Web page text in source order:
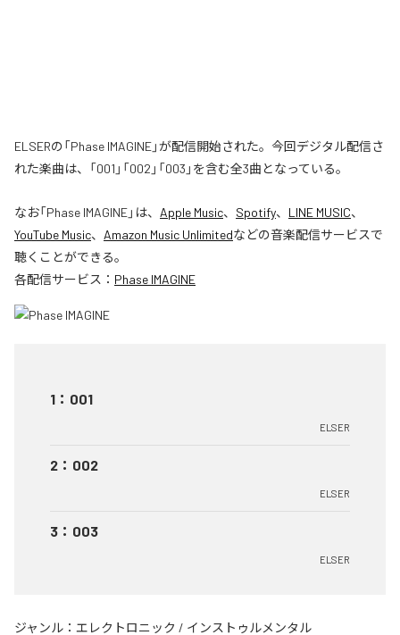
ELSERの「Phase IMAGINE」が配信開始された。今回デジタル配信さ
れた楽曲は、「001」「002」「003」を含む全3曲となっている。
なお「Phase IMAGINE」は、 Apple Music、 Spotify、 LINE MUSIC、
YouTube Music、 Amazon Music Unlimitedなどの音楽配信サービスで
聴くことができる。
各配信サービス： Phase IMAGINE
1 ： 001
ELSER
2 ： 002
ELSER
3 ： 003
ELSER
ジャンル： エレクトロニック / インストゥルメンタル